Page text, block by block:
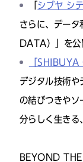
シブヤ シ
さらに、デー
DATA）」を
「
デジタル技術や
の結びつきやソ
分らしく⽣きる
BEYOND